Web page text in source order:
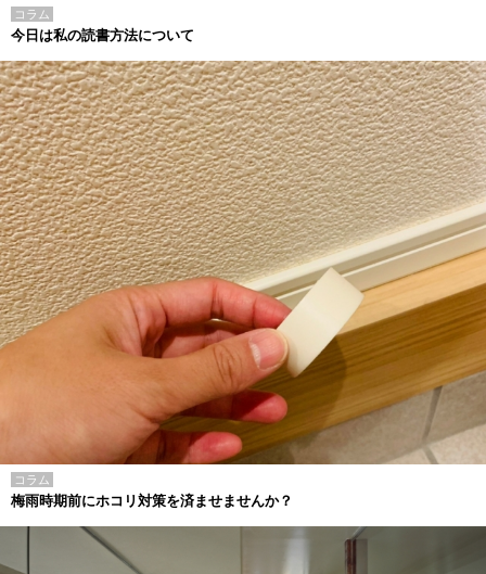
コラム
今日は私の読書方法について
コラム
梅雨時期前にホコリ対策を済ませませんか？